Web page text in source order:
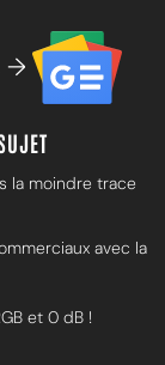
→
la moindre trace
avec la
et 0 dB !